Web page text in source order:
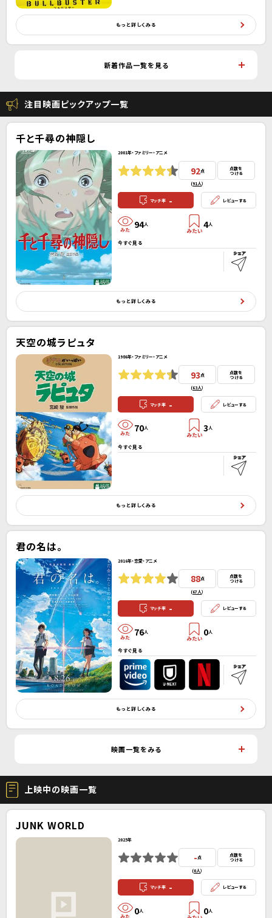
もっと詳しくみる
新着作品一覧を見る
注目映画ピックアップ一覧
千と千尋の神隠し
2001年・ファミリー・アニメ
92点
(91人）
点数を
つける
マッチ率 - レビューする
94人 4人
今すぐ見る
もっと詳しくみる
天空の城ラピュタ
1986年・ファミリー・アニメ
93 点
(63人）
点数を
つける
マッチ率 - レビューする
70人 3人
今すぐ見る
もっと詳しくみる
君の名は。
2016年・恋愛・アニメ
88点
(67人）
点数を
つける
マッチ率 - レビューする
76人 0人
今すぐ見る
もっと詳しくみる
映画一覧をみる
上映中の映画一覧
JUNK WORLD
2025年
-点
(0人）
点数を
つける
マッチ率 - レビューする
0人 0人